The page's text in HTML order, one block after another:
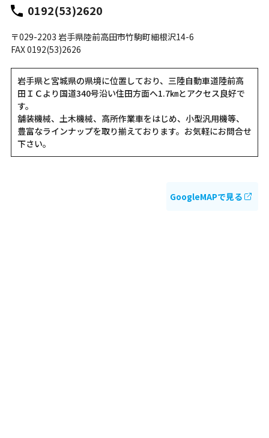
0192(53)2620
〒029-2203 岩手県陸前高田市竹駒町細根沢14-6
FAX 0192(53)2626
岩手県と宮城県の県境に位置しており、三陸自動車道陸前高
田ＩＣより国道340号沿い住田方面へ1.7㎞とアクセス良好で
す。
舗装機械、土木機械、高所作業車をはじめ、小型汎用機等、
豊富なラインナップを取り揃えております。お気軽にお問合せ
下さい。
GoogleMAPで見る